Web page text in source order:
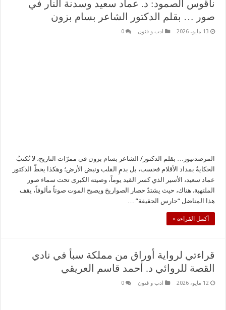
ناقوس الصمود: د. عماد سعيد وسدنة النار في
صور … بقلم الدكتور الشاعر بسام بزون
13 مايو، 2026 ادب و فنون 0
المرصدنيوز… بقلم الدكتور/ الشاعر بسام بزون في ممرّات التاريخ، لا تُكتبُ
الحكايةُ بمداد الأقلام فحسب، بل بدمِ القلب ونبض الأرض؛ وهكذا يخطّ الدكتور
عماد سعيد، الأسير الذي كسر القيد يوماً، وصيته الكبرى تحت سماء صور
الملتهبة. هناك، حيث يشتدّ حصار الصواريخ ويصبح الموت صوتاً مألوفاً، يقف
هذا المناضل “حارس الحقيقة” …
أكمل القراءة »
قراءتي لرواية أوراق من مملكة سبأ في نادي
القصة للروائي د. أحمد قاسم العريقي
12 مايو، 2026 ادب و فنون 0